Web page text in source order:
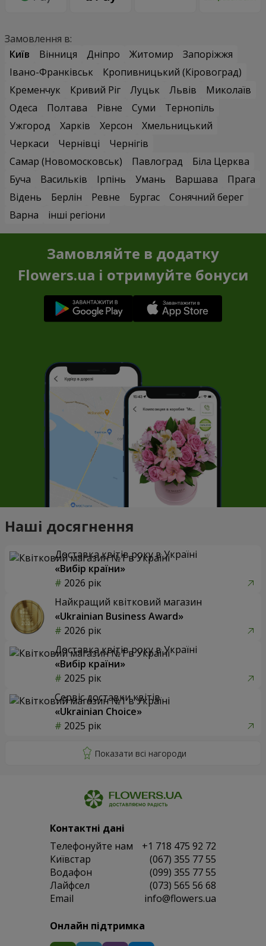
Замовлення в:
Київ
Вінниця Дніпро Житомир
Запоріжжя
Івано-Франківськ
Кропивницький (Кіровоград)
Кременчук
Кривий Ріг Луцьк Львів
Миколаїв
Одеса
Полтава Рівне Суми
Тернопіль
Ужгород
Харків Херсон
Хмельницький
Черкаси
Чернівці
Чернігів
Самар (Новомосковськ)
Павлоград
Біла Церква
Буча
Васильків Ірпінь Умань Варшава
Прага
Відень
Берлін Ревне Бургас
Сонячний берег
Варна
інші регіони
Замовляйте в додатку
Flowers.ua і отримуйте бонуси
Наші досягнення
Доставка квітів року в Україні
«Вибір країни»
2026 рік
Найкращий квітковий магазин
«Ukrainian Business Award»
2026 рік
Доставка квітів року в Україні
«Вибір країни»
2025 рік
Сервіс доставки квітів
«Ukrainian Choice»
2025 рік
Контактні дані
Телефонуйте нам
+1 718 475 92 72
Київстар
(067) 355 77 55
Водафон
(099) 355 77 55
Лайфсел
(073) 565 56 68
Email
info@flowers.ua
Онлайн підтримка